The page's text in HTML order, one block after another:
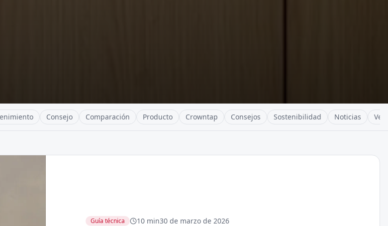
Consejo Comparación Producto Crowntap Consejos Sostenibilidad Noticias
Guía técnica 10 min30 de marzo de 2026